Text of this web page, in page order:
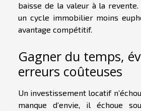
baisse de la valeur à la revente.
un cycle immobilier moins
avantage compétitif.
Gagner du temps,
erreurs coûteuses
Un investissement locatif
manque d’envie, il échoue